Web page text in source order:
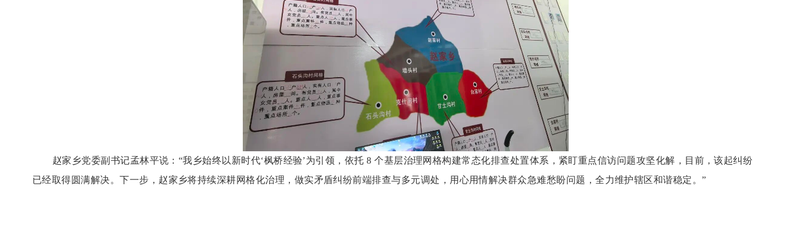
赵家乡党委副书记孟林平说： “我乡始终以新时代‘枫桥经验’为引领，依托 8 个基层治理网格构建常态化排查处置体系，紧盯重点信访问题攻坚化解，目前，该起纠纷
已经取得圆满解决。下一步，赵家乡将持续深耕网格化治理，做实矛盾纠纷前端排查与多元调处，用心用情解决群众急难愁盼问题，全力维护辖区和谐稳定。”